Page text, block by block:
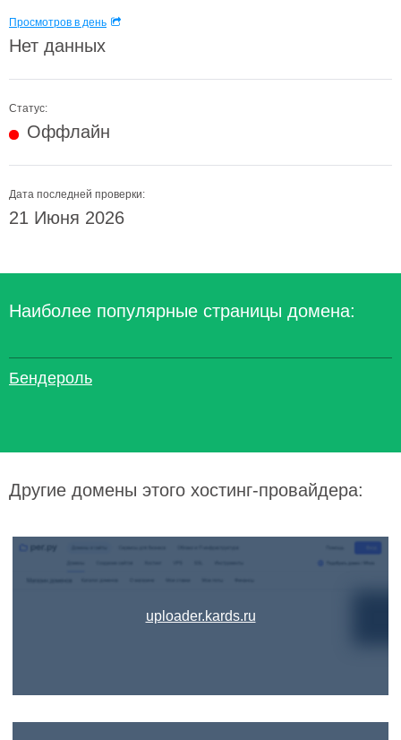
Просмотров в день
Нет данных
Статус:
Оффлайн
Дата последней проверки:
21 Июня 2026
Наиболее популярные страницы домена:
Бендероль
Другие домены этого хостинг-провайдера:
uploader.kards.ru